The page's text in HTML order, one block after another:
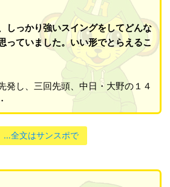
しっかり強いスイングをしてどんな
っていました。いい形でとらえるこ
発し、三回先頭、中日・大野の１４
…全文はサンスポで